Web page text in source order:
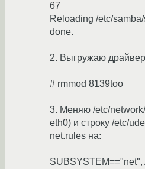
67
Reloading /etc/
done.
2. Выгружаю
# rmmod 8139too
3. Меняю /etc/
eth0) и строку /etc/
net.rules на: